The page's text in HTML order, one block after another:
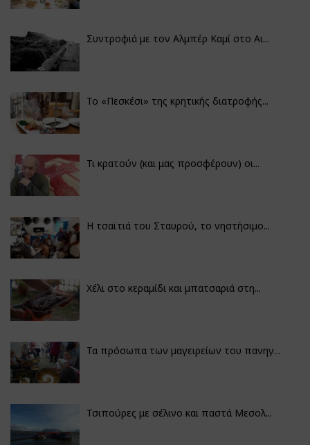
Συντροφιά με τον Αλμπέρ Καμί στο Αι...
Το «Πεσκέσι» της κρητικής διατροφής...
Τι κρατούν (και μας προσφέρουν) οι...
Η τσαϊτιά του Σταυρού, το νηστήσιμο...
Χέλι στο κεραμίδι και μπατσαριά στη...
Τα πρόσωπα των μαγειρείων του πανηγ...
Τσιπούρες με σέλινο και παστά Μεσολ...